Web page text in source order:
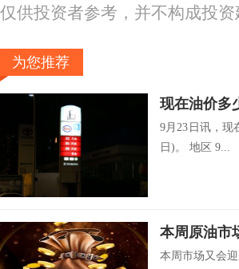
仅供投资者参考，并不构成投
为您推荐
9月23日讯，现
日)。 地区 9...
本周原油市
本周市场又会